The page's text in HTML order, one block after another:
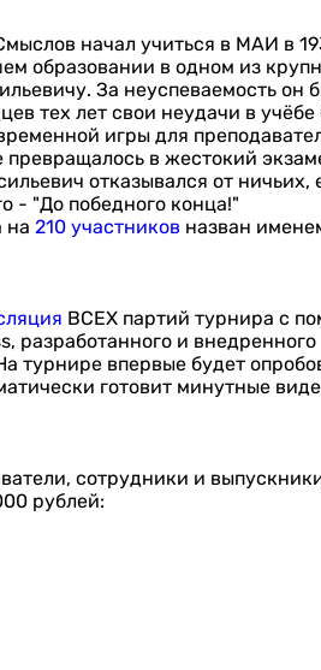
начал учиться в МАИ в
образовании в одном из
За неуспеваемость он
тех лет свои неудачи в
игры для
в жестокий
отказывался от ничьих,
- "До победного конца!"
на 210 участников назван
ВСЕХ партий турнира с
разработанного и внедренного
турнире впервые будет
готовит минутные
сотрудники и
рублей: